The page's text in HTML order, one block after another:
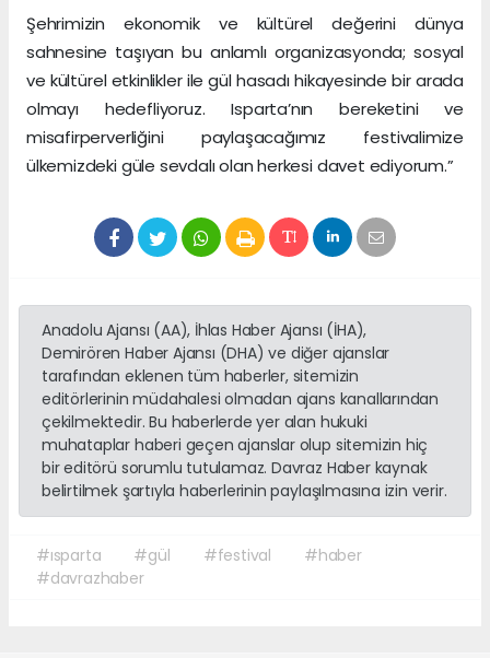
Şehrimizin ekonomik ve kültürel değerini dünya
sahnesine taşıyan bu anlamlı organizasyonda; sosyal
ve kültürel etkinlikler ile gül hasadı hikayesinde bir arada
olmayı hedefliyoruz. Isparta’nın bereketini ve
misafirperverliğini paylaşacağımız festivalimize
ülkemizdeki güle sevdalı olan herkesi davet ediyorum.”
Anadolu Ajansı (AA), İhlas Haber Ajansı (İHA),
Demirören Haber Ajansı (DHA) ve diğer ajanslar
tarafından eklenen tüm haberler, sitemizin
editörlerinin müdahalesi olmadan ajans kanallarından
çekilmektedir. Bu haberlerde yer alan hukuki
muhataplar haberi geçen ajanslar olup sitemizin hiç
bir editörü sorumlu tutulamaz. Davraz Haber kaynak
belirtilmek şartıyla haberlerinin paylaşılmasına izin verir.
#ısparta #gül #festival
#haber
#davrazhaber